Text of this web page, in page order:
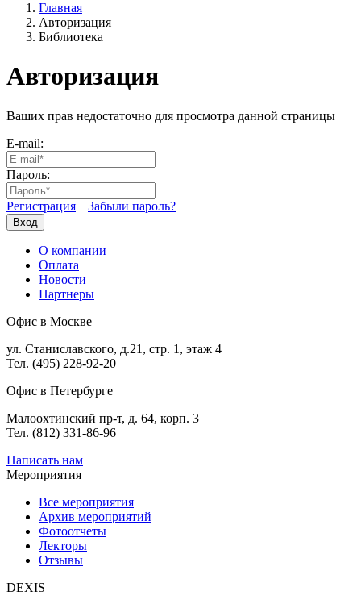
Главная
Авторизация
Библиотека
Авторизация
Ваших прав недостаточно для просмотра данной страницы
E-mail:
Пароль:
Регистрация Забыли пароль?
Вход
О компании
Оплата
Новости
Партнеры
Офис в Москве
ул. Станиславского, д.21, стр. 1, этаж 4
Тел. (495) 228-92-20
Офис в Петербурге
Малоохтинский пр-т, д. 64, корп. 3
Тел. (812) 331-86-96
Написать нам
Мероприятия
Все мероприятия
Архив мероприятий
Фотоотчеты
Лекторы
Отзывы
DEXIS